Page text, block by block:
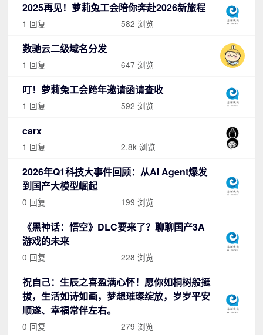
2025再见！萝莉兔工会陪你奔赴2026新旅程
1 回复 582 浏览
数驰云二级域名分发
1 回复 647 浏览
叮！萝莉兔工会跨年邀请函请查收
1 回复 592 浏览
carx
1 回复 2.8k 浏览
2026年Q1科技大事件回顾：从AI Agent爆发
到国产大模型崛起
0 回复 199 浏览
《黑神话：悟空》DLC要来了？聊聊国产3A
游戏的未来
0 回复 228 浏览
祝自己：生辰之喜盈满心怀！愿你如桐树般挺
拔，生活如诗如画，梦想璀璨绽放，岁岁平安
顺遂、幸福常伴左右。
0 回复 279 浏览